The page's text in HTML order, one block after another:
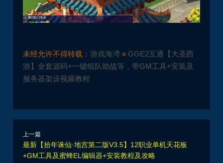
未经允许不得转载：游戏海湾 » GGE2互通【大圣西
游】全套源码+一键组队助战等，带GM工具+安装及
服务器架设视频教程
上一篇
最新【拾年诛仙·地宫第二版V3.5】12职业单机天花板
+GM工具及蜜蜂EL编辑器+安装教程及攻略